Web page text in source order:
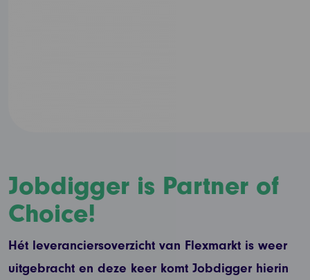
Jobdigger is Partner of
Choice!
Hét leveranciersoverzicht van Flexmarkt is weer
uitgebracht en deze keer komt Jobdigger hierin